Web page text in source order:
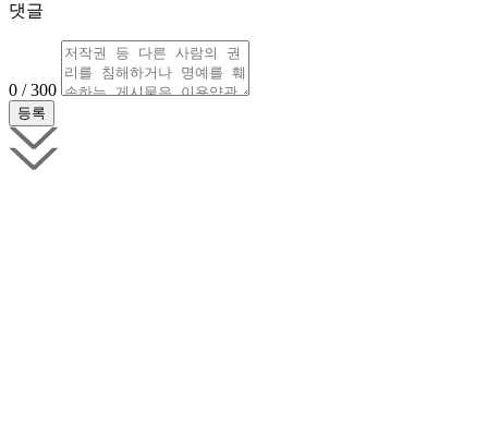
댓글
0 / 300